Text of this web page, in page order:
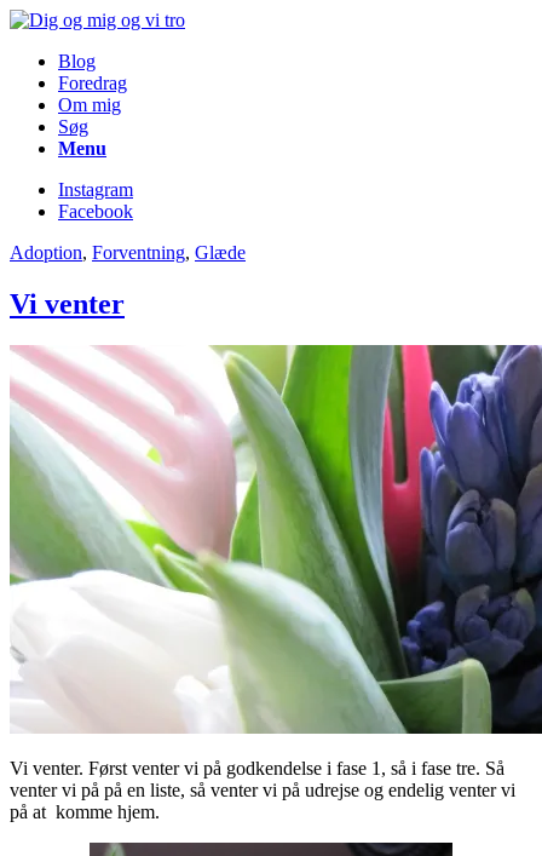
Blog
Foredrag
Om mig
Søg
Menu
Instagram
Facebook
Adoption, Forventning, Glæde
Vi venter
Vi venter. Først venter vi på godkendelse i fase 1, så i fase tre. Så
venter vi på på en liste, så venter vi på udrejse og endelig venter vi
på at komme hjem.